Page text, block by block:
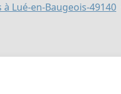
Lué-en-Baugeois-49140